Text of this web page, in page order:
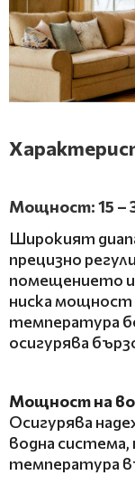
Х
Мощност: 15 –
Широкият
прецизно
помещението
ниска
температура
осигурява
Мощност на
Осигурява
водна
температура